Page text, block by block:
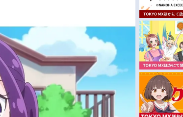
画一覧
優/女性声優一覧
今期アニメ曜日別一覧
夏アニメ
FOLLOW US